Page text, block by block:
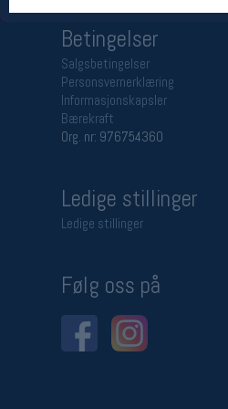
Betingelser
Salgsbetingelser
Personsvernerklæring
Informasjonskapsler
Bærekraft
Org. nr: 976754360
Ledige stillinger
Ledige stillinger
Følg oss på